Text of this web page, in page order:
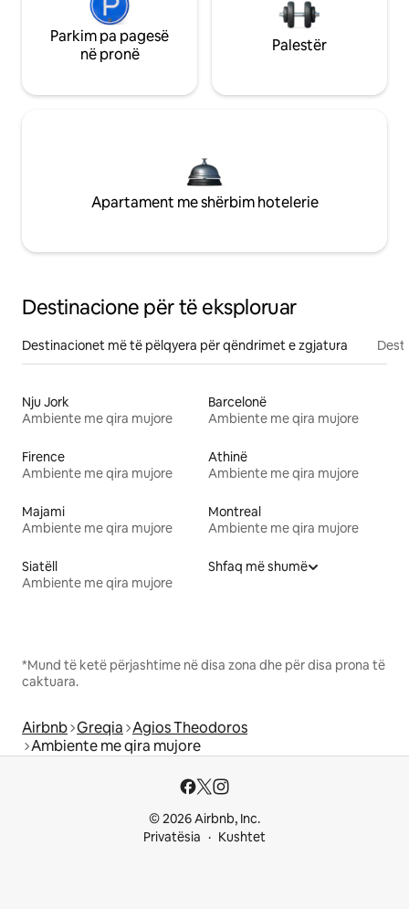
Parkim pa pagesë
në pronë
Palestër
Apartament me shërbim hotelerie
Destinacione për të eksploruar
Destinacionet më të pëlqyera për qëndrimet e zgjatura
Nju Jork
Ambiente me qira mujore
Barcelonë
Ambiente me qira mujore
Firence
Ambiente me qira mujore
Athinë
Ambiente me qira mujore
Majami
Ambiente me qira mujore
Montreal
Ambiente me qira mujore
Siatëll
Ambiente me qira mujore
Shfaq më shumë
*Mund të ketë përjashtime në disa zona dhe për disa prona të
caktuara.
Airbnb Greqia Agios Theodoros
Ambiente me qira mujore
© 2026 Airbnb, Inc.
Privatësia
Kushtet